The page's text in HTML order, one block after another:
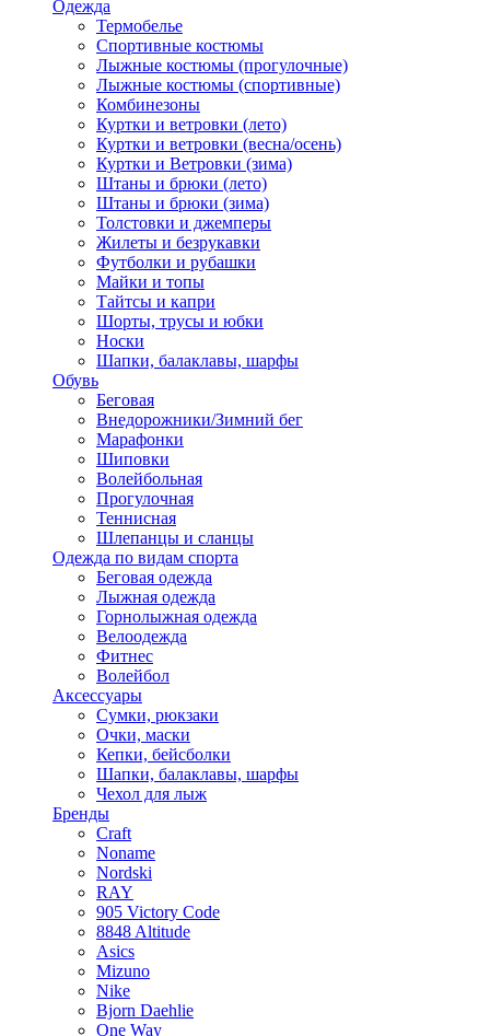
Одежда
Термобелье
Спортивные костюмы
Лыжные костюмы (прогулочные)
Лыжные костюмы (спортивные)
Комбинезоны
Куртки и ветровки (лето)
Куртки и ветровки (весна/осень)
Куртки и Ветровки (зима)
Штаны и брюки (лето)
Штаны и брюки (зима)
Толстовки и джемперы
Жилеты и безрукавки
Футболки и рубашки
Майки и топы
Тайтсы и капри
Шорты, трусы и юбки
Носки
Шапки, балаклавы, шарфы
Обувь
Беговая
Внедорожники/Зимний бег
Марафонки
Шиповки
Волейбольная
Прогулочная
Теннисная
Шлепанцы и сланцы
Одежда по видам спорта
Беговая одежда
Лыжная одежда
Горнолыжная одежда
Велоодежда
Фитнес
Волейбол
Аксессуары
Сумки, рюкзаки
Очки, маски
Кепки, бейсболки
Шапки, балаклавы, шарфы
Чехол для лыж
Бренды
Craft
Noname
Nordski
RAY
905 Victory Code
8848 Altitude
Asics
Mizuno
Nike
Bjorn Daehlie
One Way